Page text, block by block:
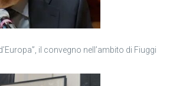
il convegno nell’ambito di Fiuggi